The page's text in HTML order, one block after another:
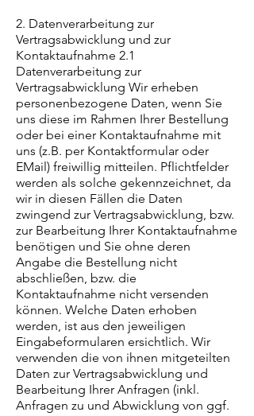
2. Datenverarbeitung zur
Vertragsabwicklung und zur
Kontaktaufnahme 2.1
Datenverarbeitung zur
Vertragsabwicklung Wir erheben
personenbezogene Daten, wenn Sie
uns diese im Rahmen Ihrer Bestellung
oder bei einer Kontaktaufnahme mit
uns (z.B. per Kontaktformular oder
EMail) freiwillig mitteilen. Pflichtfelder
werden als solche gekennzeichnet, da
wir in diesen Fällen die Daten
zwingend zur Vertragsabwicklung, bzw.
zur Bearbeitung Ihrer Kontaktaufnahme
benötigen und Sie ohne deren
Angabe die Bestellung nicht
abschließen, bzw. die
Kontaktaufnahme nicht versenden
können. Welche Daten erhoben
werden, ist aus den jeweiligen
Eingabeformularen ersichtlich. Wir
verwenden die von ihnen mitgeteilten
Daten zur Vertragsabwicklung und
Bearbeitung Ihrer Anfragen (inkl.
Anfragen zu und Abwicklung von ggf.